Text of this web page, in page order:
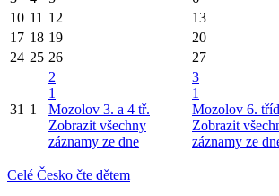
10 11 12 13
17 18 19 20
24 25 26 27
31 1
2
1
Mozolov 3. a 4 tř.
Zobrazit všechny
záznamy ze dne
3
1
Mozolov 6.
Zobrazit
záznamy ze
Celé Česko čte dětem